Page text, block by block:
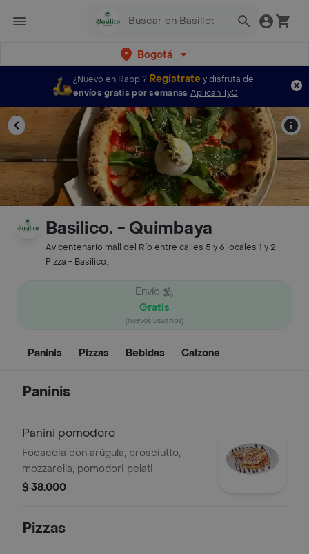
Bogotá
¿Nuevo en Rappi? Regístratey disfruta de
envíos gratis por semanas Aplican TyC
Basilico. - Quimbaya
Av centenario mall del Río entre calles 5 y 6 locales 1 y 2
Pizza - Basilico.
Envío
Gratis
(nuevos usuarios)
Paninis Pizzas Bebidas Calzone
Paninis
Panini pomodoro
Focaccia con arúgula, prosciutto,
mozzarella, pomodori pelati.
$ 38.000
Pizzas